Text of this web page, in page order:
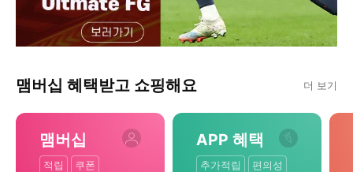
맴버십 혜택받고 쇼핑해요 더 보기
맴버십
적립 쿠폰
APP 혜택
추가적립 편의성